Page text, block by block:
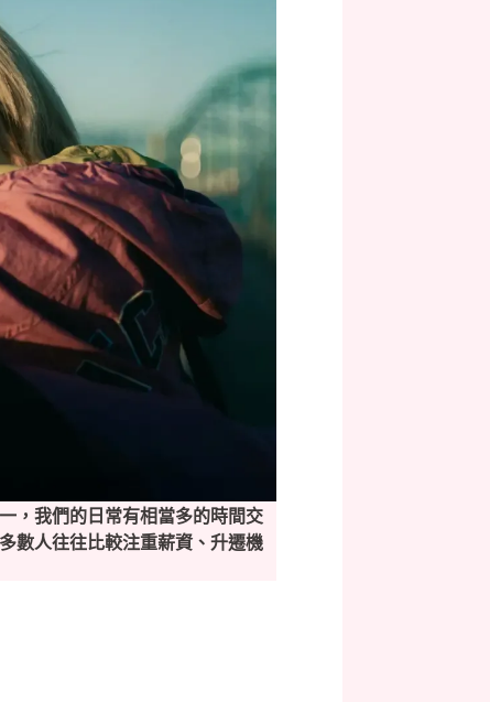
，我們的日常有相當多的時間交
數人往往比較注重薪資、升遷機